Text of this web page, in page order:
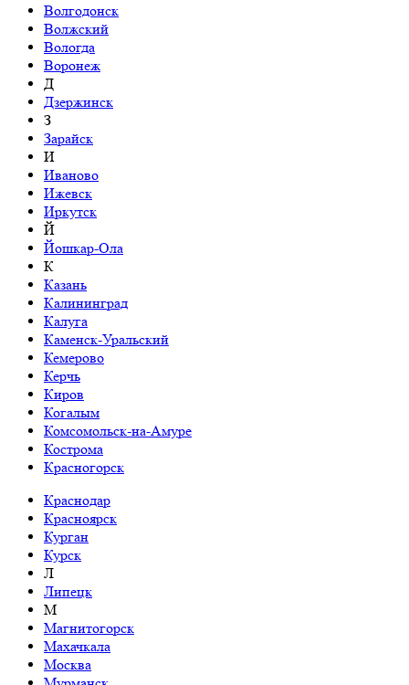
Волгодонск
Волжский
Вологда
Воронеж
Д
Дзержинск
З
Зарайск
И
Иваново
Ижевск
Иркутск
Й
Йошкар-Ола
К
Казань
Калининград
Калуга
Каменск-Уральский
Кемерово
Керчь
Киров
Когалым
Комсомольск-на-Амуре
Кострома
Красногорск
Краснодар
Красноярск
Курган
Курск
Л
Липецк
М
Магнитогорск
Махачкала
Москва